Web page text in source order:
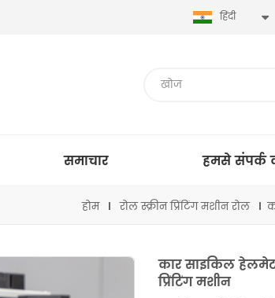
हिंदी
समाचार हमसे संपर्क
होम रोल स्क्रीन प्रिंटिंग मशीन रोल
कार साइकिल
प्रिंटिंग मशीन